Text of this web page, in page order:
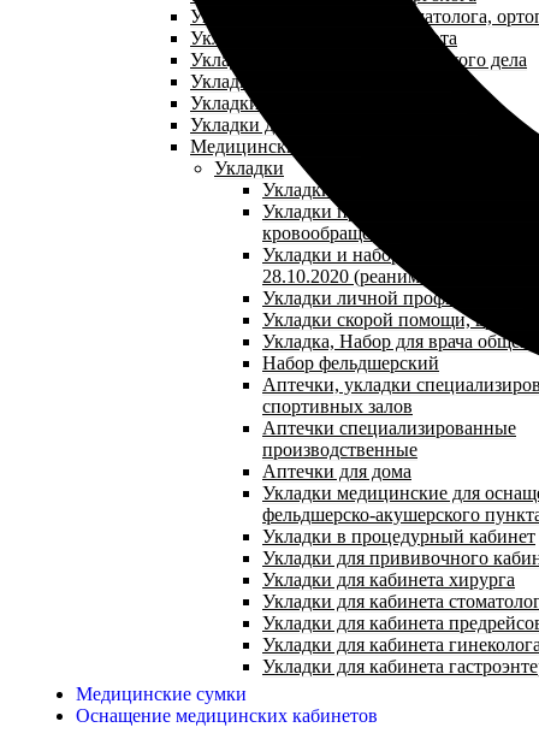
Укладки для кабинета травматолога,
Укладки для кабинета терапевта
Укладки для кабинета сестринского дела
Укладки для кабинета педиатра
Укладки для кабинета гепатолога
Укладки для кабинета косметолога
Медицинские сумки
Укладки
Укладки при желудочно-
Укладки при нарушении
кровообращения
Укладки и наборы по приказу
28.10.2020 (реанимационная
Укладки личной профилактики
Укладки скорой помощи, врача
Укладка, Набор для врача общей
Набор фельдшерский
Аптечки, укладки
спортивных залов
Аптечки специализированные
производственные
Аптечки для дома
Укладки медицинские для
фельдшерско-акушерского
Укладки в процедурный кабинет
Укладки для прививочного
Укладки для кабинета хирурга
Укладки для кабинета
Укладки для кабинета
Укладки для кабинета
Укладки для кабинета
Медицинские сумки
Оснащение медицинских кабинетов